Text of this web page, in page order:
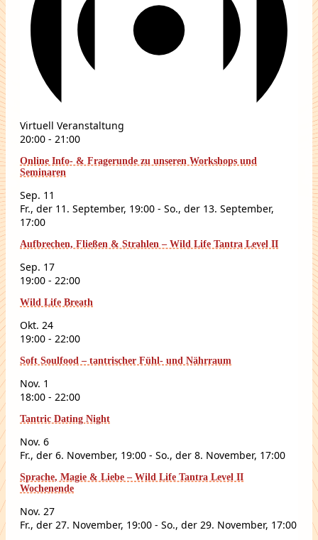
Virtuell Veranstaltung
20:00 - 21:00
Online Info- & Fragerunde zu unseren Workshops und
Seminaren
Sep. 11
Fr., der 11. September, 19:00 - So., der 13. September,
17:00
Aufbrechen, Fließen & Strahlen – Wild Life Tantra Level II
Sep. 17
19:00 - 22:00
Wild Life Breath
Okt. 24
19:00 - 22:00
Soft Soulfood – tantrischer Fühl- und Nährraum
Nov. 1
18:00 - 22:00
Tantric Dating Night
Nov. 6
Fr., der 6. November, 19:00 - So., der 8. November, 17:00
Sprache, Magie & Liebe – Wild Life Tantra Level II
Wochenende
Nov. 27
Fr., der 27. November, 19:00 - So., der 29. November, 17:00